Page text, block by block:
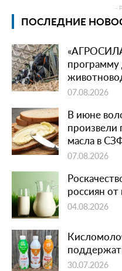
-
ПОСЛЕДНИЕ
программу
07.08.2026
В июне
произвели
масла в
07.08.2026
россиян
04.08.2026
30.07.2026